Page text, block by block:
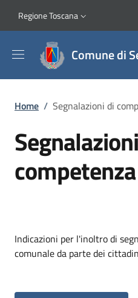
Slim top
Regione Toscana
Comune di
Briciole di
Home / Segnalazioni di
Dettagli
Indicazioni per l'inoltro di
comunale da parte dei